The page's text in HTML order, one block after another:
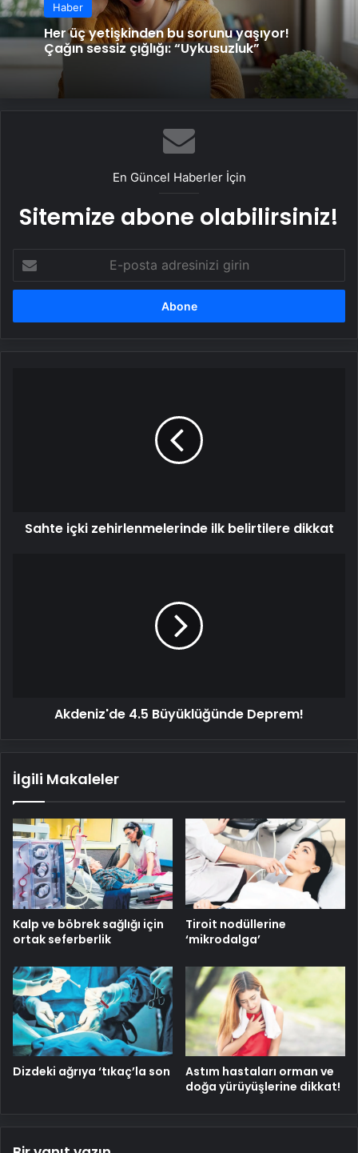
Haber
Her üç yetişkinden bu sorunu yaşıyor!
Çağın sessiz çığlığı: “Uykusuzluk”
En Güncel Haberler İçin
Sitemize abone olabilirsiniz!
posta
adresinizi
Sahte içki zehirlenmelerinde ilk belirtilere dikkat
Akdeniz'de 4.5 Büyüklüğünde Deprem!
İlgili Makaleler
Kalp ve böbrek sağlığı için
ortak seferberlik
Tiroit nodüllerine
‘mikrodalga’
Dizdeki ağrıya ‘tıkaç’la son
Astım hastaları orman ve
doğa yürüyüşlerine dikkat!